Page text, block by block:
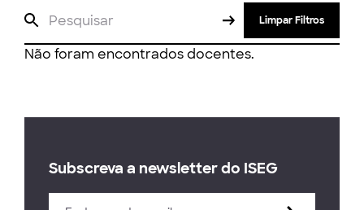
Limpar Filtros
Não foram encontrados docentes.
Subscreva a newsletter do ISEG